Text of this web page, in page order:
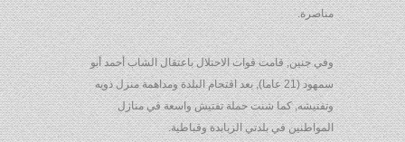
مناصرة.
وفي جنين, قامت قوات الاحتلال باعتقال الشاب أحمد أبو
سمهود (21 عاما), بعد اقتحام البلدة ومداهمة منزل ذويه
وتفتيشه, كما شنت حملة تفتيش واسعة في منازل
المواطنين في بلدتي الزبابدة وقباطية.